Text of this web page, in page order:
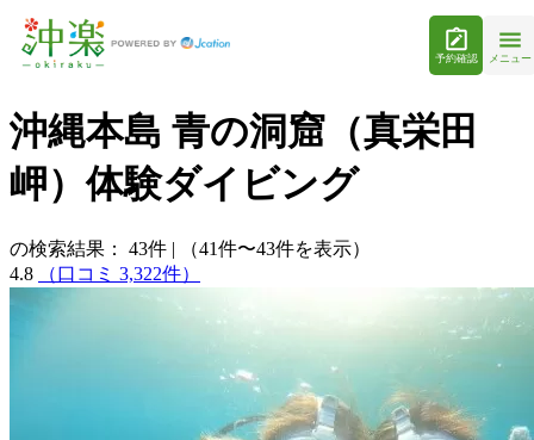
予約確認 メニュー
沖縄本島 青の洞窟（真栄田
岬）体験ダイビング
の検索結果： 43件 |
（41件〜43件を表示）
4.8
（口コミ 3,322件）